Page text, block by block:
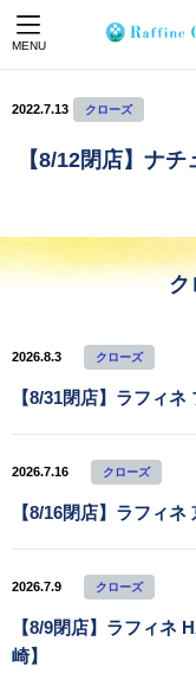
MENU
2022.7.13 クローズ
【8/12閉店】ナ
ク
2026.8.3 クローズ
【8/31閉店】ラフィ
2026.7.16 クローズ
【8/16閉店】ラフィネ
2026.7.9 クローズ
【8/9閉店】ラフィネ
崎】